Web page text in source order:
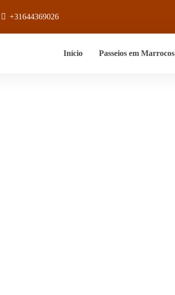
+31644369026
Início Passeios em Marrocos